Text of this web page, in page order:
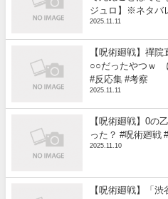
ジュロ】※ネタバ
2025.11.11
【呪術廻戦】禪
○○だったやつｗ
#反応集 #考察
2025.11.11
【呪術廻戦】0の
った？ #呪術廻戦
2025.11.10
【呪術廻戦】「